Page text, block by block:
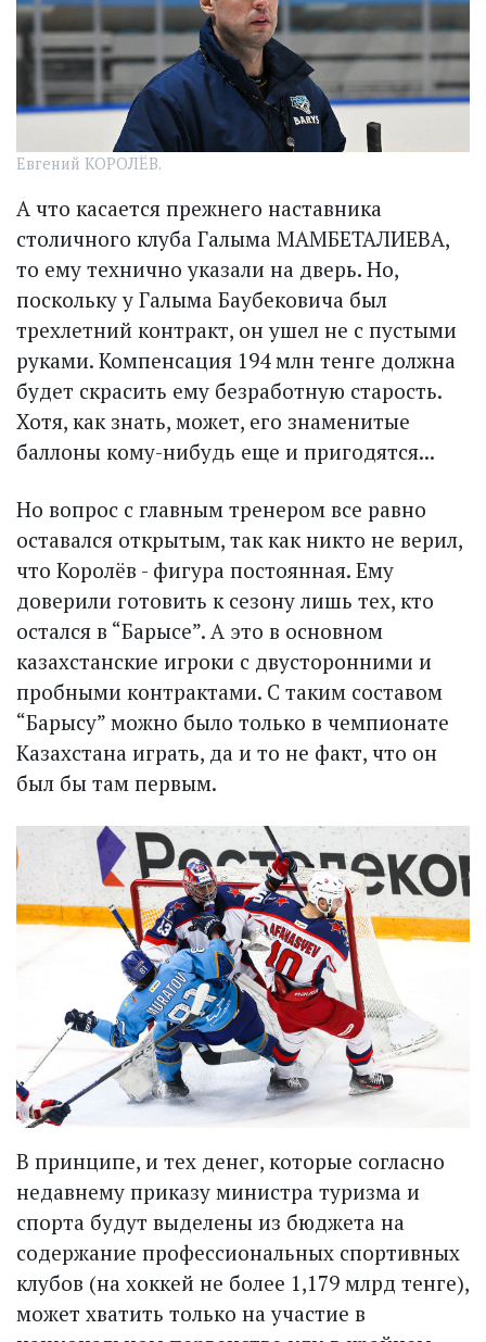
Евгений КОРОЛЁВ.
А что касается прежнего наставника
столичного клуба Галыма МАМБЕТАЛИЕВА,
то ему технично указали на дверь. Но,
поскольку у Галыма Баубековича был
трехлетний контракт, он ушел не с пустыми
руками. Компенсация 194 млн тенге должна
будет скрасить ему безработную старость.
Хотя, как знать, может, его знаменитые
баллоны кому-нибудь еще и пригодятся...
Но вопрос с главным тренером все равно
оставался открытым, так как никто не верил,
что Королёв - фигура постоянная. Ему
доверили готовить к сезону лишь тех, кто
остался в “Барысе”. А это в основном
казахстанские игроки с двусторонними и
пробными контрактами. С таким составом
“Барысу” можно было только в чемпионате
Казахстана играть, да и то не факт, что он
был бы там первым.
В принципе, и тех денег, которые согласно
недавнему приказу министра туризма и
спорта будут выделены из бюджета на
содержание профессиональных спортивных
клубов (на хоккей не более 1,179 млрд тенге),
может хватить только на участие в